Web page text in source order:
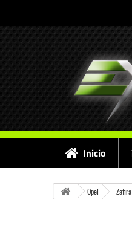
Inicio
Opel Zafira